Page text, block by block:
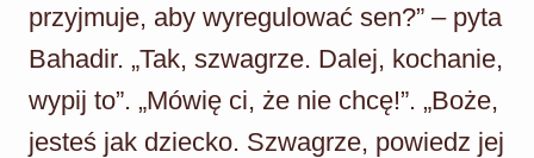
przyjmuje, aby wyregulować sen?” – pyta
Bahadir. „Tak, szwagrze. Dalej, kochanie,
wypij to”. „Mówię ci, że nie chcę!”. „Boże,
jesteś jak dziecko. Szwagrze, powiedz jej